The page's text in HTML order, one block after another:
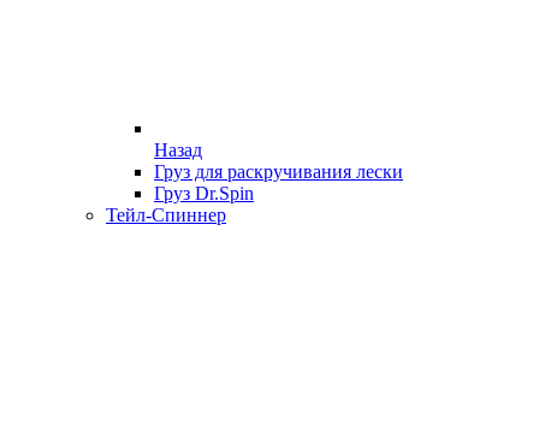
Назад
Груз для раскручивания лески
Груз Dr.Spin
Тейл-Спиннер